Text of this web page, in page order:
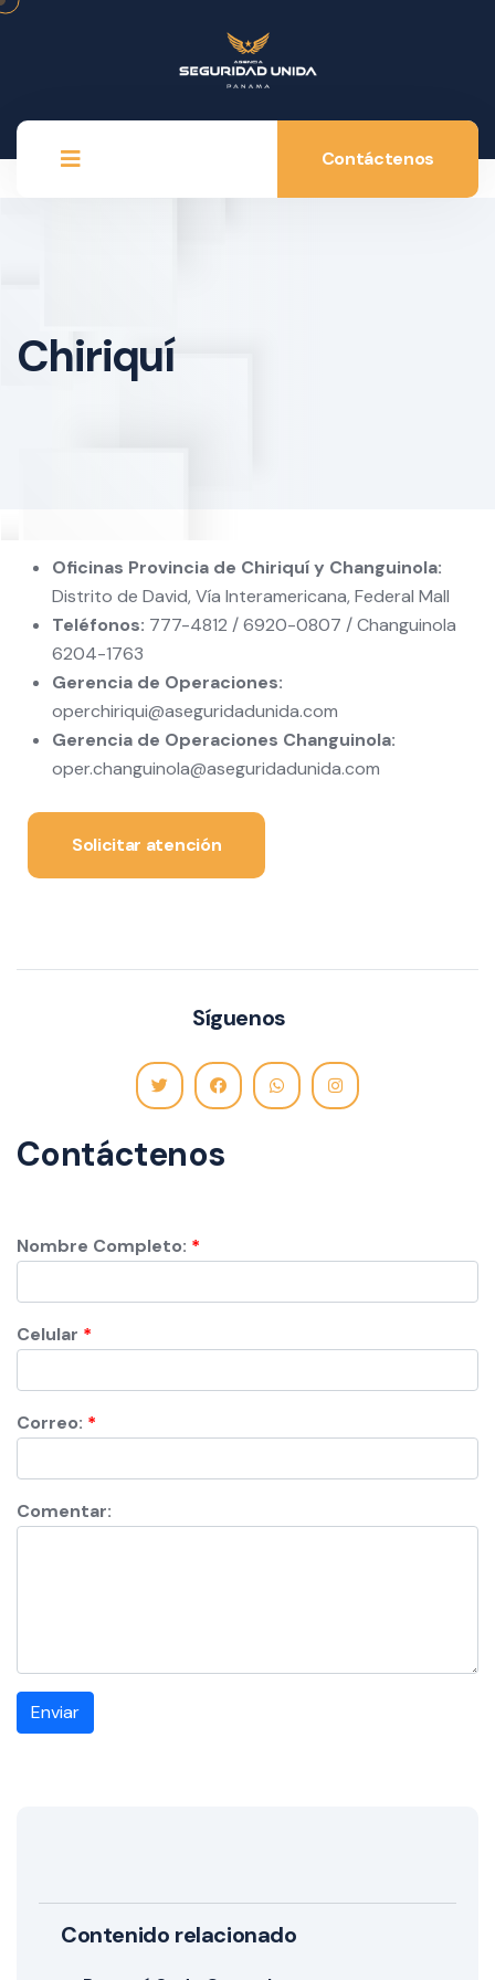
Contáctenos
Chiriquí
Oficinas Provincia de Chiriquí y Changuinola:
Distrito de David, Vía Interamericana, Federal Mall
Teléfonos: 777-4812 / 6920-0807 / Changuinola
6204-1763
Gerencia de Operaciones:
operchiriqui@aseguridadunida.com
Gerencia de Operaciones Changuinola:
oper.changuinola@aseguridadunida.com
Solicitar atención
Síguenos
Contáctenos
Nombre Completo:
Celular
Correo:
Comentar:
Enviar
Contenido relacionado